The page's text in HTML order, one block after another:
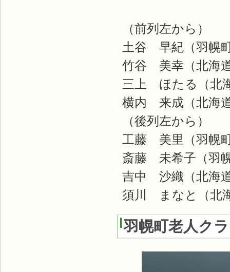
（前列左から）
土谷 早紀（羽幌
竹谷 美幸（北海
三上 ほたる（北
横内 来成（北海
（後列左から）
工藤 美里（羽幌
斎藤 未希子（羽
吉中 沙織（北海
須川 まなと（北
羽幌町老人ク